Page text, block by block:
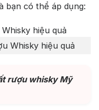
bạn có thể áp dụng:
Whisky hiệu quả
rượu whisky Mỹ